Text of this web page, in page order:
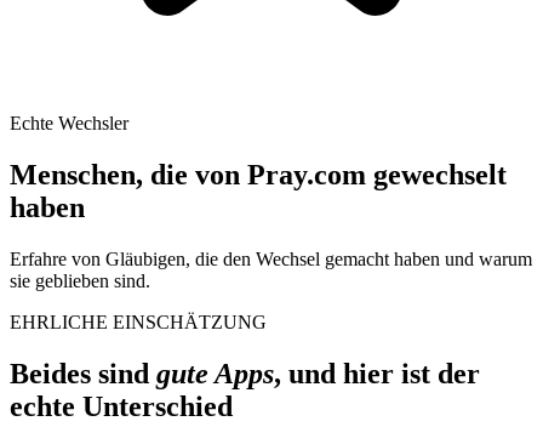
Echte Wechsler
Menschen, die von Pray.com gewechselt
haben
Erfahre von Gläubigen, die den Wechsel gemacht haben und warum
sie geblieben sind.
EHRLICHE EINSCHÄTZUNG
Beides sind gute Apps, und hier ist der
echte Unterschied